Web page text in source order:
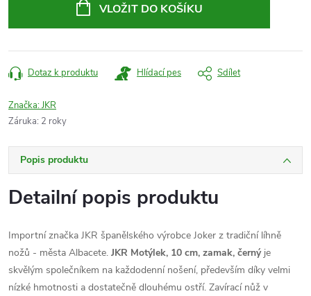
VLOŽIT DO KOŠÍKU
Dotaz k produktu Hlídací pes Sdílet
Značka:JKR
Záruka: 2 roky
Popis produktu
Detailní popis produktu
Importní značka JKR španělského výrobce Joker z tradiční líhně
nožů - města Albacete. JKR Motýlek, 10 cm, zamak, černýje
skvělým společníkem na každodenní nošení, především díky velmi
nízké hmotnosti a dostatečně dlouhému ostří. Zavírací nůž v